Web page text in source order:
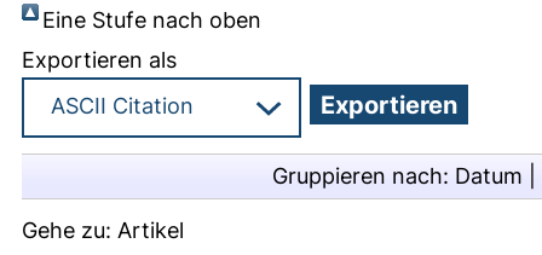
Eine Stufe nach oben
Exportieren als
Gruppieren nach: Datum
Gehe zu: Artikel